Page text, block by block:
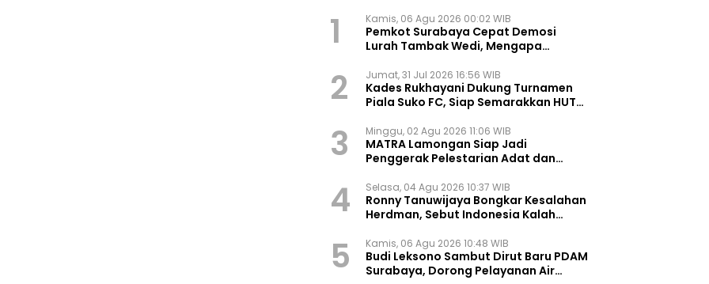
1 Kamis, 06 Agu 2026 00:02 WIB
Pemkot Surabaya Cepat Demosi
Lurah Tambak Wedi, Mengapa
2 Jumat, 31 Jul 2026 16:56 WIB
Kades Rukhayani Dukung Turnamen
Piala Suko FC, Siap Semarakkan HUT
3 Minggu, 02 Agu 2026 11:06 WIB
MATRA Lamongan Siap Jadi
Penggerak Pelestarian Adat dan
4 Selasa, 04 Agu 2026 10:37 WIB
Ronny Tanuwijaya Bongkar Kesalahan
Herdman, Sebut Indonesia Kalah
5 Kamis, 06 Agu 2026 10:48 WIB
Budi Leksono Sambut Dirut Baru PDAM
Surabaya, Dorong Pelayanan Air